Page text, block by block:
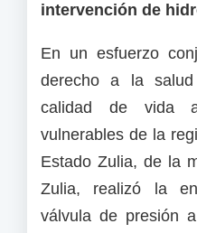
intervención de
En un esfuerzo
derecho a la
calidad de vida
vulnerables de la
Estado Zulia, de la
Zulia, realizó la
válvula de presión